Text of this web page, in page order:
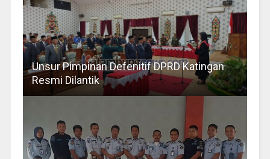
Unsur Pimpinan Defenitif DPRD Katingan
Resmi Dilantik